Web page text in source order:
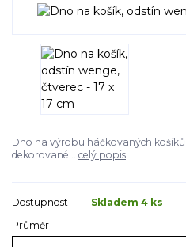
Dno na výrobu háčkovaných
dekorované... celý popis
Dostupnost
Skladem 4 ks
Průměr